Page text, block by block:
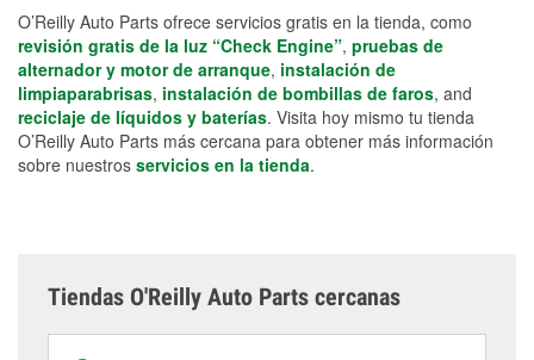
O’Reilly Auto Parts ofrece servicios gratis en la tienda, como
revisión gratis de la luz “Check Engine”, pruebas de
alternador y motor de arranque, instalación de
limpiaparabrisas, instalación de bombillas de faros, and
reciclaje de líquidos y baterías. Visita hoy mismo tu tienda
O’Reilly Auto Parts más cercana para obtener más información
sobre nuestros servicios en la tienda.
Tiendas O'Reilly Auto Parts cercanas